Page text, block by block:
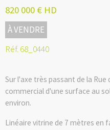
820 000 € HD
À VENDRE
Réf. 68_0440
Sur l'axe très passant de la
commercial d'une surface au
environ.
Linéaire vitrine de 7 mètres en